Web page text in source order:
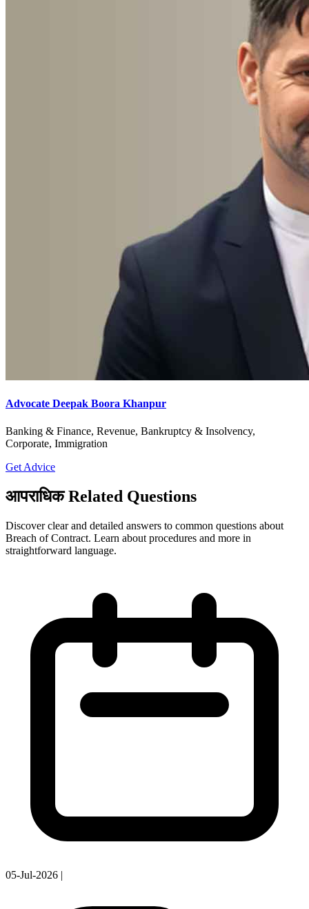
Advocate Deepak Boora Khanpur
Banking & Finance, Revenue, Bankruptcy & Insolvency,
Corporate, Immigration
Get Advice
आपराधिक Related Questions
Discover clear and detailed answers to common questions about
Breach of Contract. Learn about procedures and more in
straightforward language.
05-Jul-2026 |